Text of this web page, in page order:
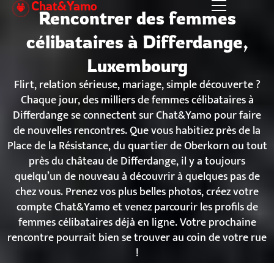
Aller
Chat&Yamo
Rencontrer des femmes
célibataires à Differdange,
Luxembourg
Flirt, relation sérieuse, mariage, simple découverte ?
Chaque jour, des milliers de femmes célibataires à
Differdange se connectent sur Chat&Yamo pour faire
de nouvelles rencontres. Que vous habitiez près de la
Place de la Résistance, du quartier de Oberkorn ou tout
près du château de Differdange, il y a toujours
quelqu’un de nouveau à découvrir à quelques pas de
chez vous. Prenez vos plus belles photos, créez votre
compte Chat&Yamo et venez parcourir les profils de
femmes célibataires déjà en ligne. Votre prochaine
rencontre pourrait bien se trouver au coin de votre rue
!